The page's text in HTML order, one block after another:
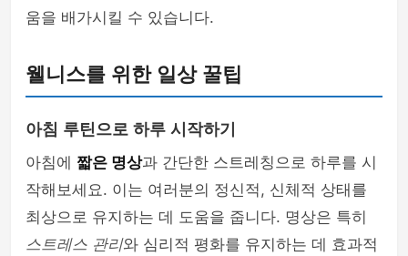
움을 배가시킬 수 있습니다.
웰니스를 위한 일상 꿀팁
아침 루틴으로 하루 시작하기
아침에 짧은 명상과 간단한 스트레칭으로 하루를 시
작해보세요. 이는 여러분의 정신적, 신체적 상태를
최상으로 유지하는 데 도움을 줍니다. 명상은 특히
스트레스 관리와 심리적 평화를 유지하는 데 효과적